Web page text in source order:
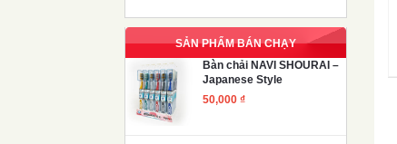
SẢN PHẨM BÁN CHẠY
Bàn chải NAVI SHOURAI –
Japanese Style
50,000 ₫